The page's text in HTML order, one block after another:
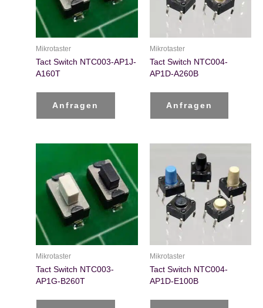
Mikrotaster
Tact Switch NTC003-AP1J-
A160T
Anfragen
Mikrotaster
Tact Switch NTC004-
AP1D-A260B
Anfragen
Mikrotaster
Tact Switch NTC003-
AP1G-B260T
Mikrotaster
Tact Switch NTC004-
AP1D-E100B